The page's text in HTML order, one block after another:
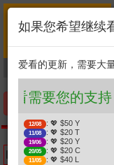
新闻
综艺 剧集
捐贈幫助
手机优先版
Latest updates
如果您希望继续
爱看的更新，需要大
❤️ 愛看需要您
12/08 : 💖 $50 Y
11/08 : 💖 $20 T
19/06 : 💖 $20 Y
20/05 : 💖 $20 C
11/05 : 💖 $40 L